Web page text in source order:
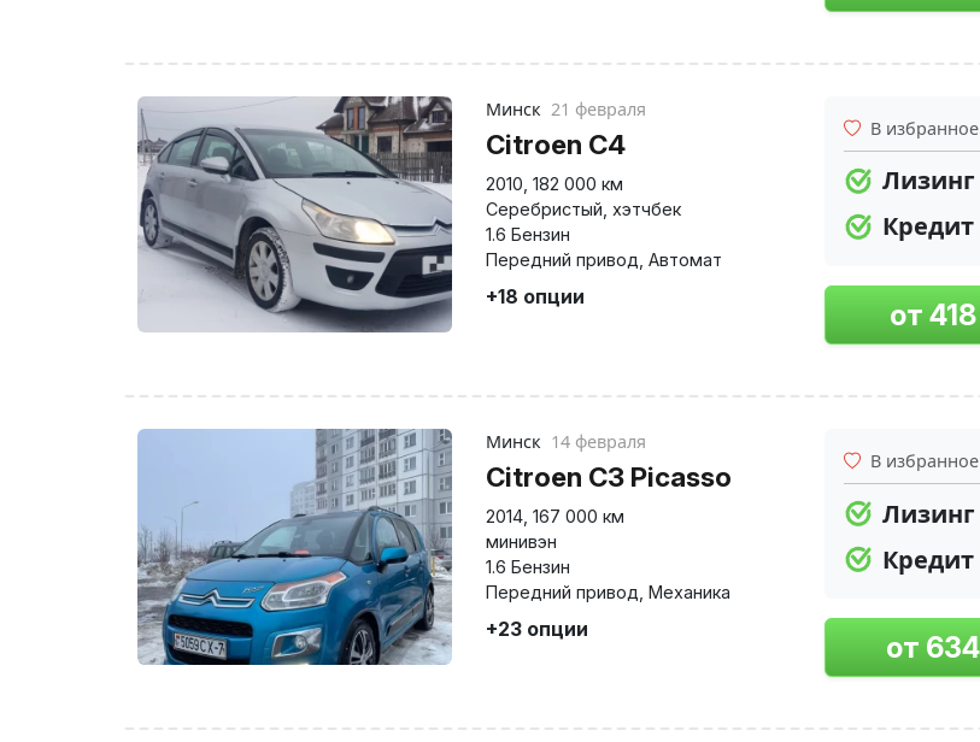
Минск 21 февраля
Citroen C4
2010 182 000 км
Серебристый хэтчбек
1.6 Бензин
Передний привод Автомат
+18 опции
В избранное
Лизинг
Кредит
Минск 14 февраля
Citroen C3 Picasso
2014, 167 000 км
минивэн
1.6 Бензин
Передний привод Механика
+23 опции
В избранное
Лизинг
Кредит